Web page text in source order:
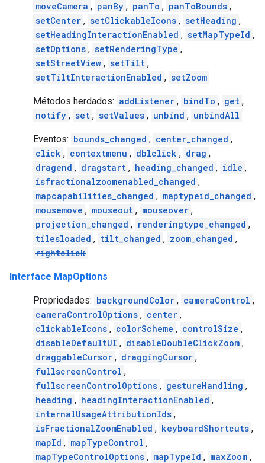
moveCamera , panBy , panTo , panToBounds ,
setCenter , setClickableIcons , setHeading ,
setHeadingInteractionEnabled , setMapTypeId ,
setOptions , setRenderingType ,
setStreetView , setTilt ,
setTiltInteractionEnabled , setZoom
Métodos herdados: addListener , bindTo , get ,
notify , set , setValues , unbind , unbindAll
Eventos: bounds_changed , center_changed ,
click , contextmenu , dblclick , drag ,
dragend , dragstart , heading_changed , idle ,
isfractionalzoomenabled_changed ,
mapcapabilities_changed , maptypeid_changed ,
mousemove , mouseout , mouseover ,
projection_changed , renderingtype_changed ,
tilesloaded , tilt_changed , zoom_changed ,
rightclick
Interface MapOptions
Propriedades: backgroundColor , cameraControl ,
cameraControlOptions , center ,
clickableIcons , colorScheme , controlSize ,
disableDefaultUI , disableDoubleClickZoom ,
draggableCursor , draggingCursor ,
fullscreenControl ,
fullscreenControlOptions , gestureHandling ,
heading , headingInteractionEnabled ,
internalUsageAttributionIds ,
isFractionalZoomEnabled , keyboardShortcuts ,
mapId , mapTypeControl ,
mapTypeControlOptions , mapTypeId , maxZoom ,